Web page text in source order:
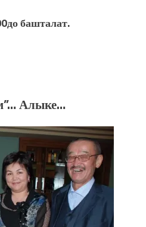
башталат.
Алыке…